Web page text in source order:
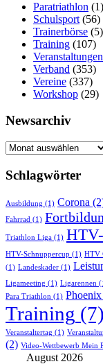
Paratriathlon (1)
Schulsport (56)
Trainerbörse (5)
Training (107)
Veranstaltungen
Verband (353)
Vereine (337)
Workshop (29)
Newsarchiv
Newsarchiv
Schlagwörter
Ausbildung (1) Corona
Fahrrad (1)
Triathlon Liga (1)
HTV-Schnuppercup (1) HTV
(1) Landeskader (1)
Ligameeting (1) Ligarennen
Para Triathlon (1) Phoenix
Training (7)
Veranstaltertag (1)
(2) Video-Wettbewerb Mein
August 2026